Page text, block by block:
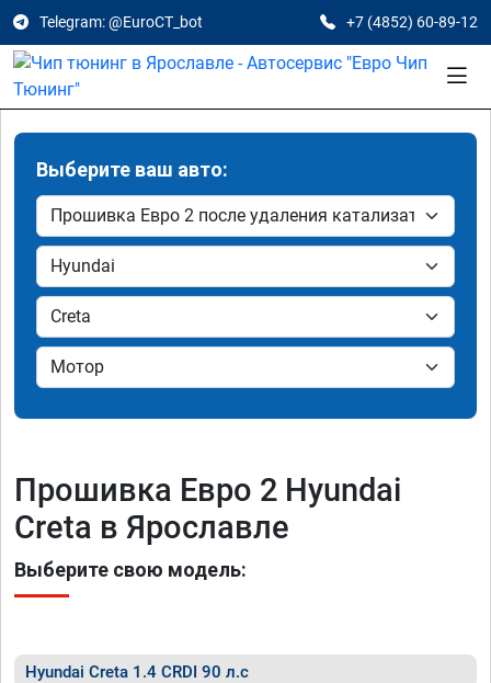
Telegram: @EuroCT_bot +7 (4852) 60-89-12
Выберите ваш авто:
Прошивка Евро 2 Hyundai
Creta в Ярославле
Выберите свою модель:
Hyundai Creta 1.4 CRDI 90 л.с